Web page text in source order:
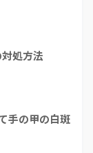
処方法
手の甲の白斑